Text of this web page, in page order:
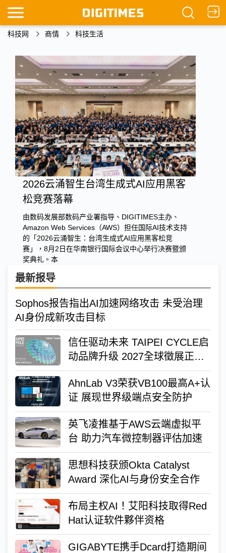
科技网 商情 科技生活
2026云涌智生台湾生成式AI应用黑客
松竞赛落幕
由数码发展部数码产业署指导、DIGITIMES主办、
Amazon Web Services（AWS）担任国际AI技术支持
的「2026云涌智生：台湾生成式AI应用黑客松竞
赛」，8月2日在华南银行国际会议中心举行决赛暨颁
奖典礼。本
最新报导
Sophos报告指出AI加速网络攻击 未受治理
AI身份成新攻击目标
信任驱动未来 TAIPEI CYCLE启
动品牌升级 2027全球徵展正式
展开
AhnLab V3荣获VB100最高A+认
证 展现世界级端点安全防护
英飞凌推基于AWS云端虚拟平
台 助力汽车微控制器评估加速
思想科技获颁Okta Catalyst
Award 深化AI与身份安全合作
布局主权AI！艾阳科技取得Red
Hat认证软件夥伴资格
GIGABYTE携手Dcard打造期间